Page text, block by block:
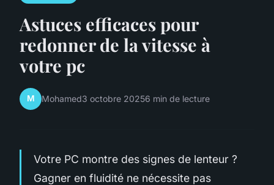
Astuces efficaces pour
redonner de la vitesse à
votre pc
M Mohamed3 octobre 20256 min de lecture
Votre PC montre des signes de lenteur ?
Gagner en fluidité ne nécessite pas